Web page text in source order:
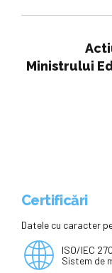
Ministrului
Certificări
Datele cu caracter
ISO/IEC
Sistem de